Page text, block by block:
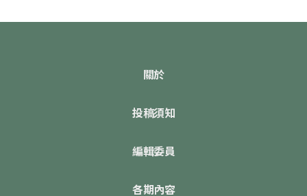
關於
投稿須知
編輯委員
各期內容